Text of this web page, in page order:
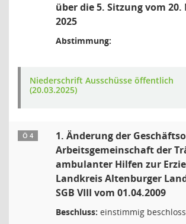
über die 5. Sitzung vom 20.
2025
Abstimmung:
Niederschrift Ausschüsse öffentlich
(20.03.2025)
Ö 4
1. Änderung der
Arbeitsgemeinschaft der
ambulanter Hilfen zur
Landkreis Altenburger
SGB VIII vom 01.04.2009
Beschluss: einstimmig